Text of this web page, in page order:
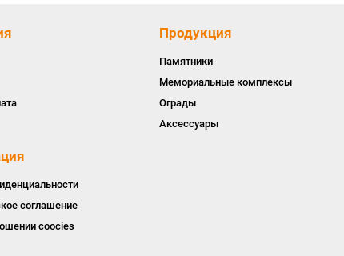
соглашение
coocies
Продукция
Памятники
Мемориальные комплексы
Ограды
Аксессуары